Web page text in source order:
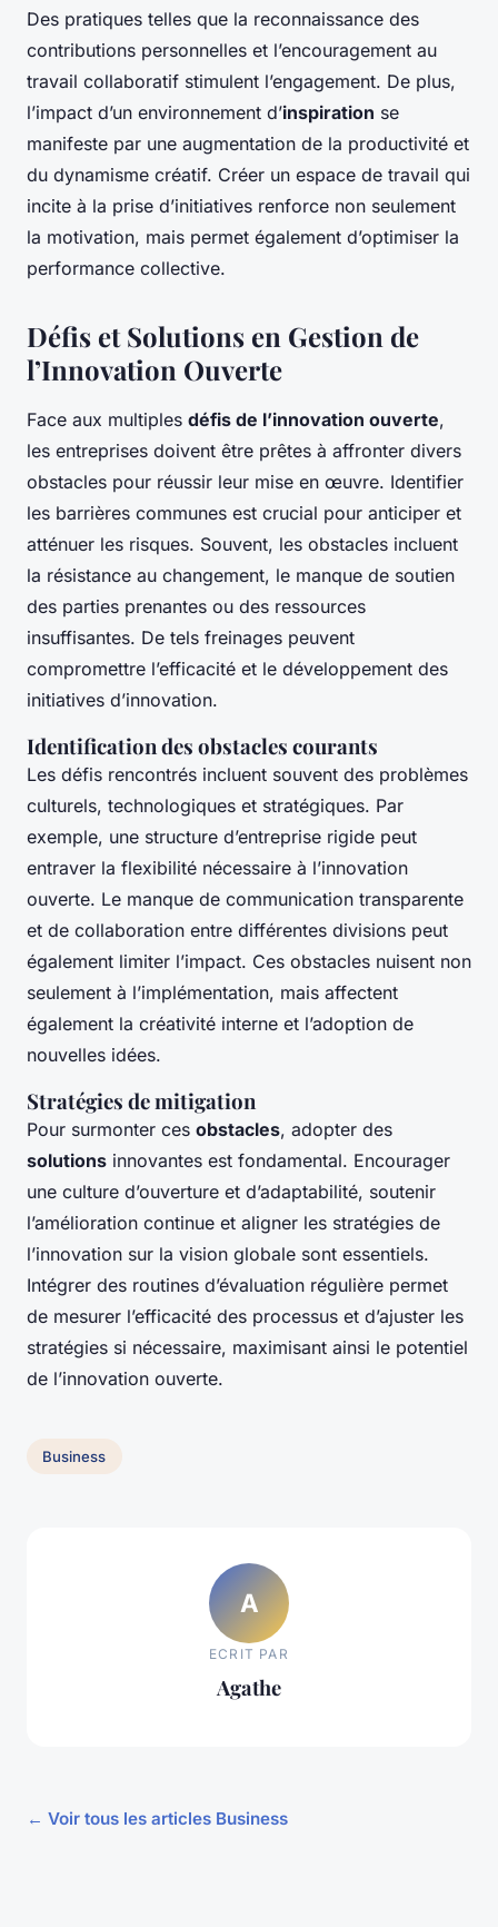
Des pratiques telles que la reconnaissance des
contributions personnelles et l’encouragement au
travail collaboratif stimulent l’engagement. De plus,
l’impact d’un environnement d’inspiration se
manifeste par une augmentation de la productivité et
du dynamisme créatif. Créer un espace de travail qui
incite à la prise d’initiatives renforce non seulement
la motivation, mais permet également d’optimiser la
performance collective.
Défis et Solutions en Gestion de
l’Innovation Ouverte
Face aux multiples défis de l’innovation ouverte,
les entreprises doivent être prêtes à affronter divers
obstacles pour réussir leur mise en œuvre. Identifier
les barrières communes est crucial pour anticiper et
atténuer les risques. Souvent, les obstacles incluent
la résistance au changement, le manque de soutien
des parties prenantes ou des ressources
insuffisantes. De tels freinages peuvent
compromettre l’efficacité et le développement des
initiatives d’innovation.
Identification des obstacles courants
Les défis rencontrés incluent souvent des problèmes
culturels, technologiques et stratégiques. Par
exemple, une structure d’entreprise rigide peut
entraver la flexibilité nécessaire à l’innovation
ouverte. Le manque de communication transparente
et de collaboration entre différentes divisions peut
également limiter l’impact. Ces obstacles nuisent non
seulement à l’implémentation, mais affectent
également la créativité interne et l’adoption de
nouvelles idées.
Stratégies de mitigation
Pour surmonter ces obstacles, adopter des
solutions innovantes est fondamental. Encourager
une culture d’ouverture et d’adaptabilité, soutenir
l’amélioration continue et aligner les stratégies de
l’innovation sur la vision globale sont essentiels.
Intégrer des routines d’évaluation régulière permet
de mesurer l’efficacité des processus et d’ajuster les
stratégies si nécessaire, maximisant ainsi le potentiel
de l’innovation ouverte.
Business
A
ECRIT PAR
Agathe
← Voir tous les articles Business